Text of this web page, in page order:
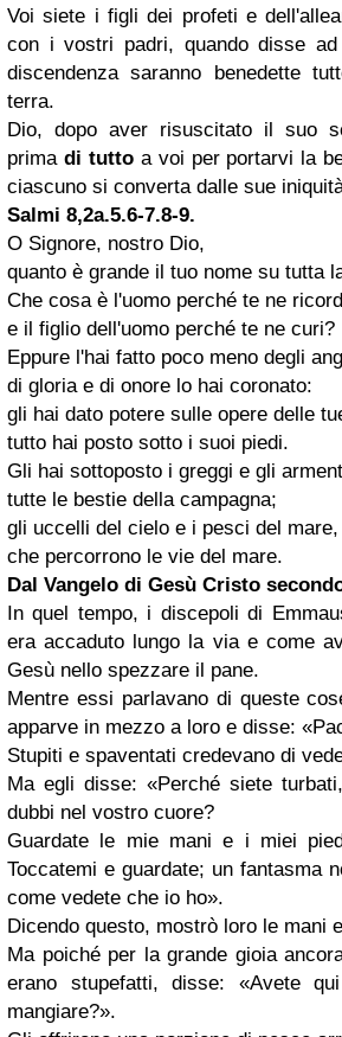
Voi siete i figli dei profeti e
con i vostri padri, quando disse
discendenza saranno benedette
terra.
Dio, dopo aver risuscitato il suo
prima di tuttoa voi per portarvi la
ciascuno si converta dalle sue
Salmi 8,2a.5.6-7.8-9.
O Signore, nostro Dio,
quanto è grande il tuo nome su tutta
Che cosa è l'uomo perché te ne
e il figlio dell'uomo perché te ne curi?
Eppure l'hai fatto poco meno degli
di gloria e di onore lo hai coronato:
gli hai dato potere sulle opere delle
tutto hai posto sotto i suoi piedi.
Gli hai sottoposto i greggi e gli
tutte le bestie della campagna;
gli uccelli del cielo e i pesci del mare,
che percorrono le vie del mare.
Dal Vangelo di Gesù Cristo
In quel tempo, i discepoli di
era accaduto lungo la via e come
Gesù nello spezzare il pane.
Mentre essi parlavano di queste
apparve in mezzo a loro e disse:
Stupiti e spaventati credevano di
Ma egli disse: «Perché siete
dubbi nel vostro cuore?
Guardate le mie mani e i miei
Toccatemi e guardate; un fantasma
come vedete che io ho».
Dicendo questo, mostrò loro le mani
Ma poiché per la grande gioia
erano stupefatti, disse: «Avete
mangiare?».